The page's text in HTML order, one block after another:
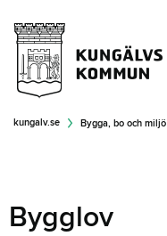
kungalv.se Bygga, bo och miljö
Bygglov